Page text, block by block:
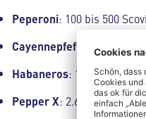
Peperoni: 100 bis 500
Cayennepfeffer : 30.000
Habaneros: 100.000 bis
PepperX: 2.639.000